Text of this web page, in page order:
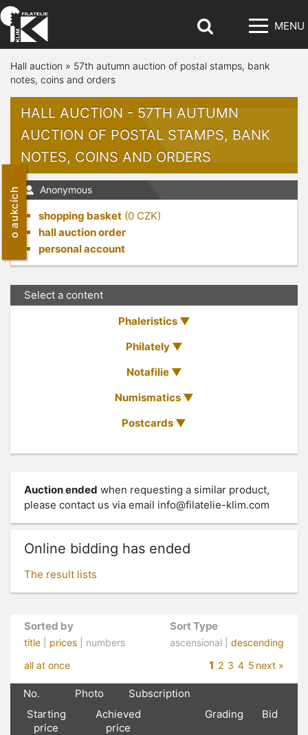
MENU
o aukcích
Hall auction » 57th autumn auction of postal stamps, bank
notes, coins and orders
HALL AUCTION - 57TH AUTUMN
AUCTION OF POSTAL STAMPS, BANK
NOTES, COINS AND ORDERS
Anonymous
shopping basket (0 CZK)
hall auction order
personal account
Select a content
Phaleristics
Philately
Notafilie
Numismatics
Postcards
Auction ended when requesting a similar product,
please contact us via email info@filatelie-klim.com
Online bidding has ended
The result lists
Sorted by
title prices | numbers
Sort Type
ascensional | descending
all at once
1 2 3 4 5 next »
No. Photo
Subscription
Starting
price
Achieved
price
Grading Bid